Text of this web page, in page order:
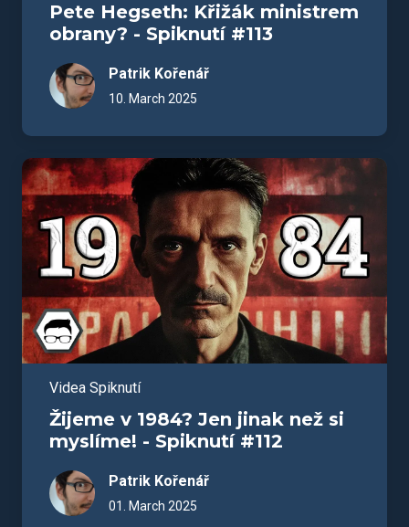
Pete Hegseth: Křižák ministrem
obrany? - Spiknutí #113
Patrik Kořenář
10. March 2025
Videa Spiknutí
Žijeme v 1984? Jen jinak než si
myslíme! - Spiknutí #112
Patrik Kořenář
01. March 2025